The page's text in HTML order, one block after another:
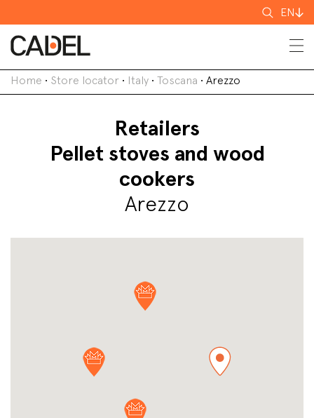
Search
for
EN
Home • Store locator • Italy • Toscana • Arezzo
Retailers
Pellet stoves and wood
cookers
Arezzo